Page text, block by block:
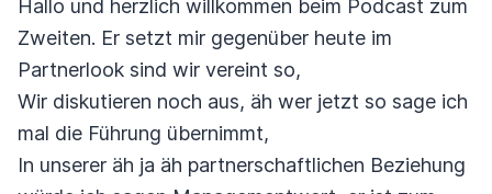
Hallo und herzlich willkommen beim Podcast zum
Zweiten. Er setzt mir gegenüber heute im
Partnerlook sind wir vereint so,
Wir diskutieren noch aus, äh wer jetzt so sage ich
mal die Führung übernimmt,
In unserer äh ja äh partnerschaftlichen Beziehung